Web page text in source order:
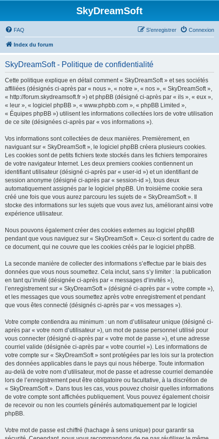
SkyDreamSoft
FAQ Connexion
S’enregistrer
Index du forum
SkyDreamSoft - Politique de confidentialité
Cette politique explique en détail comment « SkyDreamSoft » et ses sociétés
affiliées (désignés ci-après par « nous », « notre », « nos », « SkyDreamSoft »,
« http://forum.skydreamsoft.fr ») et phpBB (désigné ci-après par « ils », « eux »,
« leur », « logiciel phpBB », « www.phpbb.com », « phpBB Limited »,
« Équipes phpBB ») utilisent les informations collectées lors de votre utilisation
de ce site (désignées ci-après par « vos informations »).
Vos informations sont collectées de deux manières. Premièrement, en
naviguant sur « SkyDreamSoft », le logiciel phpBB créera plusieurs cookies.
Les cookies sont de petits fichiers texte stockés dans les fichiers temporaires
de votre navigateur Internet. Les deux premiers cookies contiennent un
identifiant utilisateur (désigné ci-après par « user-id ») et un identifiant de
session anonyme (désigné ci-après par « session-id »), tous deux
automatiquement assignés par le logiciel phpBB. Un troisième cookie sera
créé une fois que vous aurez parcouru les sujets de « SkyDreamSoft ». Il
stocke des informations sur les sujets que vous avez lus, améliorant ainsi votre
expérience utilisateur.
Nous pouvons également créer des cookies externes au logiciel phpBB
pendant que vous naviguez sur « SkyDreamSoft ». Ceux-ci sortent du cadre de
ce document, qui ne couvre que les cookies créés par le logiciel phpBB.
La seconde manière de collecter des informations s’effectue par le biais des
données que vous nous soumettez. Cela inclut, sans s’y limiter : la publication
en tant qu’invité (désignée ci-après par « messages d’invités »),
l’enregistrement sur « SkyDreamSoft » (désigné ci-après par « votre compte »),
et les messages que vous soumettez après votre enregistrement et pendant
que vous êtes connecté (désignés ci-après par « vos messages »).
Votre compte contiendra au minimum : un nom d’utilisateur unique (désigné ci-
après par « votre nom d’utilisateur »), un mot de passe personnel utilisé pour
vous connecter (désigné ci-après par « votre mot de passe »), et une adresse
courriel valide (désignée ci-après par « votre courriel »). Les informations de
votre compte sur « SkyDreamSoft » sont protégées par les lois sur la protection
des données applicables dans le pays qui nous héberge. Toute information
au-delà de votre nom d’utilisateur, mot de passe et adresse courriel demandée
lors de l’enregistrement peut être obligatoire ou facultative, à la discrétion de
« SkyDreamSoft ». Dans tous les cas, vous pouvez choisir quelles informations
de votre compte sont affichées publiquement. Vous pouvez également choisir
de recevoir ou non les courriels générés automatiquement par le logiciel
phpBB.
Votre mot de passe est chiffré (hachage à sens unique) pour garantir sa